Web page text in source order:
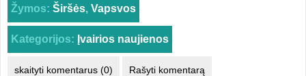
Žymos: Širšės, Vapsvos
Kategorijos: Įvairios naujienos
skaityti komentarus (0) Rašyti komentarą